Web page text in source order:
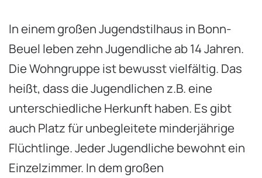
In einem großen Jugendstilhaus in Bonn-
Beuel leben zehn Jugendliche ab 14 Jahren.
Die Wohngruppe ist bewusst vielfältig. Das
heißt, dass die Jugendlichen z.B. eine
unterschiedliche Herkunft haben. Es gibt
auch Platz für unbegleitete minderjährige
Flüchtlinge. Jeder Jugendliche bewohnt ein
Einzelzimmer. In dem großen